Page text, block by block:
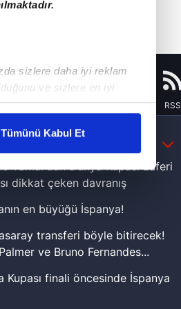
sizlere daha iyi reklam
ve sizlere en iyi
karşılamak
gösterilmeyecektir."
kullanılmaktadır. Bu
sunulması
ve sizlere yönelik
detaylı bilgi için Ayarlar
Tümünü Kabul Et
Instagram Flipboard Youtube RSS
Yamal'dan Dünya Kupası zaferi
dikkat çeken davranış
en büyüğü İspanya!
transferi böyle bitirecek!
ve Bruno Fernandes...
Kupası finali öncesinde İspanya